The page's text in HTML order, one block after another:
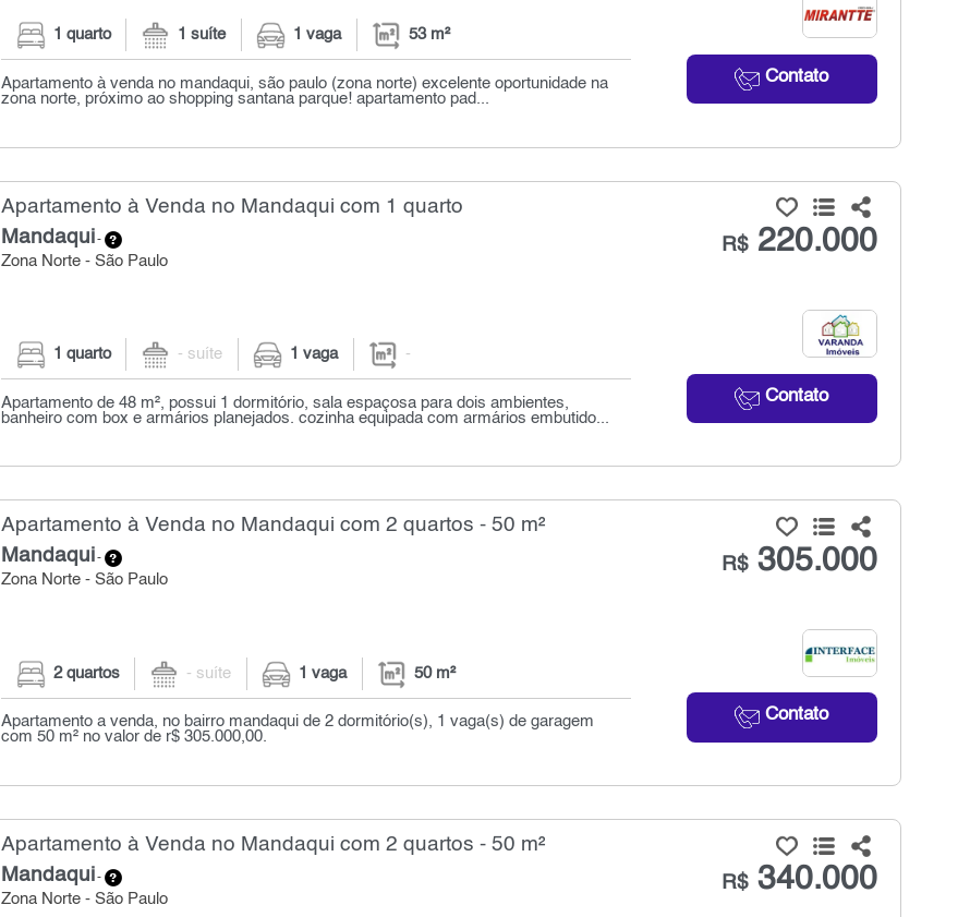
Contato
1 quarto 1 suíte 1 vaga 53 m²
Apartamento à venda no mandaqui, são paulo (zona norte) excelente oportunidade na
zona norte, próximo ao shopping santana parque! apartamento pad...
Apartamento à Venda no Mandaqui com 1 quarto
Mandaqui-
Zona Norte - São Paulo
R$220.000
Contato
1 quarto - suíte 1 vaga -
Apartamento de 48 m², possui 1 dormitório, sala espaçosa para dois ambientes,
banheiro com box e armários planejados. cozinha equipada com armários embutido...
Apartamento à Venda no Mandaqui com 2 quartos - 50 m²
Mandaqui-
Zona Norte - São Paulo
R$305.000
Contato
2 quartos - suíte 1 vaga 50 m²
Apartamento a venda, no bairro mandaqui de 2 dormitório(s), 1 vaga(s) de garagem
com 50 m² no valor de r$ 305.000,00.
Apartamento à Venda no Mandaqui com 2 quartos - 50 m²
Mandaqui-
Zona Norte - São Paulo
R$340.000